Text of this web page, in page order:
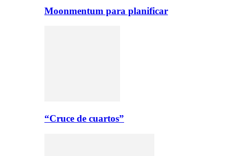
Moonmentum para planificar
“Cruce de cuartos”